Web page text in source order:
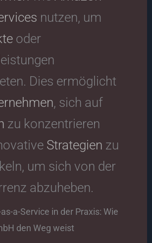
nutzen, um
oder
Dies ermöglicht
, sich auf
zu konzentrieren
Strategien zu
um sich von der
abzuheben.
a-Service in der Praxis: Wie
den Weg weist